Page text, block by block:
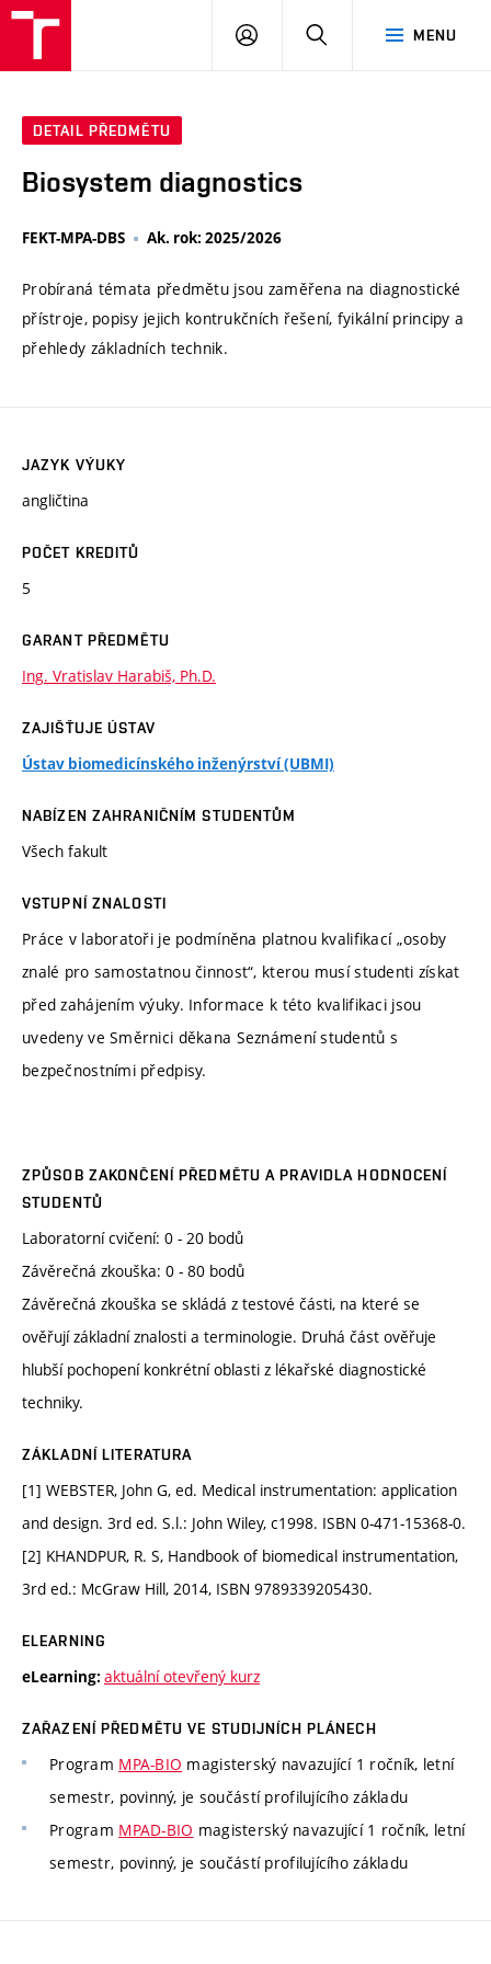
MENU
PŘIHLÁSIT
DETAIL PŘEDMĚTU
Biosystem diagnostics
FEKT-MPA-DBS Ak. rok: 2025/2026
Probíraná témata předmětu jsou zaměřena na diagnostické
přístroje, popisy jejich kontrukčních řešení, fyikální principy a
přehledy základních technik.
JAZYK VÝUKY
angličtina
POČET KREDITŮ
5
GARANT PŘEDMĚTU
Ing. Vratislav Harabiš, Ph.D.
ZAJIŠŤUJE ÚSTAV
Ústav biomedicínského inženýrství (UBMI)
NABÍZEN ZAHRANIČNÍM STUDENTŮM
Všech fakult
VSTUPNÍ ZNALOSTI
Práce v laboratoři je podmíněna platnou kvalifikací „osoby
znalé pro samostatnou činnost“, kterou musí studenti získat
před zahájením výuky. Informace k této kvalifikaci jsou
uvedeny ve Směrnici děkana Seznámení studentů s
bezpečnostními předpisy.
ZPŮSOB ZAKONČENÍ PŘEDMĚTU A PRAVIDLA HODNOCENÍ
STUDENTŮ
Laboratorní cvičení: 0 - 20 bodů
Závěrečná zkouška: 0 - 80 bodů
Závěrečná zkouška se skládá z testové části, na které se
ověřují základní znalosti a terminologie. Druhá část ověřuje
hlubší pochopení konkrétní oblasti z lékařské diagnostické
techniky.
ZÁKLADNÍ LITERATURA
[1] WEBSTER, John G, ed. Medical instrumentation: application
and design. 3rd ed. S.l.: John Wiley, c1998. ISBN 0-471-15368-0.
[2] KHANDPUR, R. S, Handbook of biomedical instrumentation,
3rd ed.: McGraw Hill, 2014, ISBN 9789339205430.
ELEARNING
eLearning: aktuální otevřený kurz
ZAŘAZENÍ PŘEDMĚTU VE STUDIJNÍCH PLÁNECH
Program MPA-BIO magisterský navazující 1 ročník, letní
semestr, povinný, je součástí profilujícího základu
Program MPAD-BIO magisterský navazující 1 ročník, letní
semestr, povinný, je součástí profilujícího základu